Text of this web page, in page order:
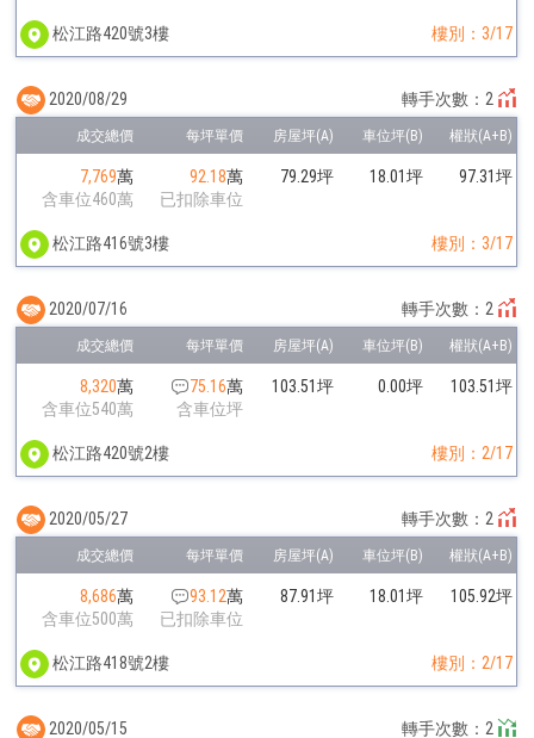
松江路420號3樓 樓別：3/17
7,769萬
含車位460萬
92.18萬
已扣除車位
79.29坪 18.01坪 97.31坪
松江路416號3樓 樓別：3/17
2020/08/29 轉手次數：2
8,320萬
含車位540萬
75.16萬
含車位坪
103.51坪 0.00坪 103.51坪
松江路420號2樓 樓別：2/17
2020/07/16 轉手次數：2
8,686萬
含車位500萬
93.12萬
已扣除車位
87.91坪 18.01坪 105.92坪
松江路418號2樓 樓別：2/17
2020/05/27 轉手次數：2
2020/05/15 轉手次數：2